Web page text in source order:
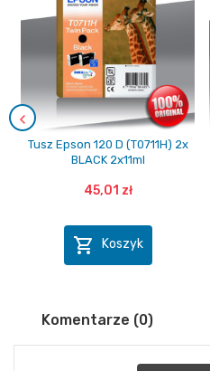
Tusz Epson 120 D (T0711H) 2x
BLACK 2x11ml
45,01 zł
 Koszyk
Komentarze (0)